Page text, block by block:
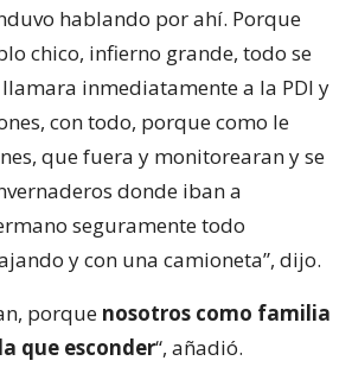
hablando por ahí. Porque
chico, infierno grande, todo se
inmediatamente a la PDI y
con todo, porque como le
que fuera y monitorearan y se
donde iban a
seguramente todo
y con una camioneta”, dijo.
porque nosotros como familia
que esconder“, añadió.